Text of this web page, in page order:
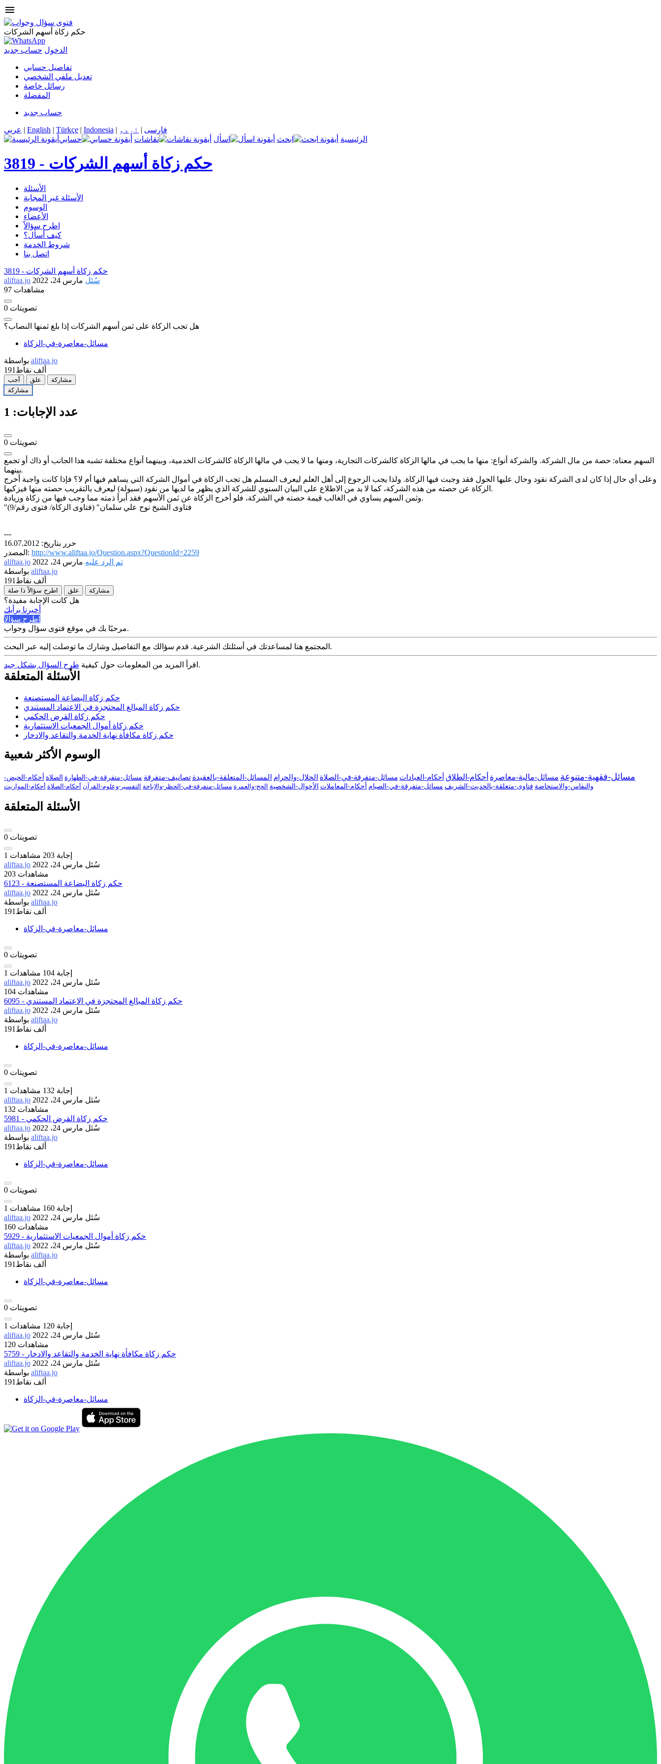
menu
حكم زكاة أسهم الشركات
الدخول حساب جديد
تفاصيل حسابي
تعديل ملفي الشخصي
رسائل خاصة
المفضلة
حساب جديد
عربي | English | Türkçe | Indonesia | فارسی | اردو
الرئيسية
ابحث اسأل نقاشات حسابي
3819 - حكم زكاة أسهم الشركات
الأسئلة
الأسئلة غير المجابة
الوسوم
الأعضاء
اطرح سؤالاً
كيف أسأل؟
شروط الخدمة
اتصل بنا
3819 - حكم زكاة أسهم الشركات
aliftaa.jo
سُئل مارس 24، 2022
97 مشاهدات
0 تصويتات
هل تجب الزكاة على ثمن أسهم الشركات إذا بلغ ثمنها النصاب؟
مسائل-معاصرة-في-الزكاة
aliftaa.jo
191ألف نقاط
أجب علق
مشاركة
مشاركة
عدد الإجابات: 1
0 تصويتات
السهم معناه: حصة من مال الشركة. والشركة أنواع: منها ما يجب في مالها الزكاة كالشركات التجارية، ومنها ما لا يجب في مالها الزكاة كالشركات الخدمية، وبينهما أنواع مختلفة تشبه هذا الجانب أو ذاك أو تجمع
بينهما.
وعلى أي حال إذا كان لدى الشركة نقود وحال عليها الحول فقد وجبت فيها الزكاة. ولذا يجب الرجوع إلى أهل العلم ليعرف المسلم هل تجب الزكاة في أموال الشركة التي يساهم فيها أم لا؟ فإذا كانت واجبة أخرج
الزكاة عن حصته من هذه الشركة، كما لا بد من الاطلاع على البيان السنوي للشركة الذي يظهر ما لديها من نقود (سيولة) ليعرف بالتقريب حصته منها فيزكيها.
وثمن السهم يساوي في الغالب قيمة حصته في الشركة، فلو أخرج الزكاة عن ثمن الأسهم فقد أبرأ ذمته مما وجب فيها من زكاة وزيادة.
"فتاوى الشيخ نوح علي سلمان" (فتاوى الزكاة/ فتوى رقم/9)
---
حرر بتاريخ: 16.07.2012
المصدر: http://www.aliftaa.jo/Question.aspx?QuestionId=2259
aliftaa.jo
تم الرد عليه مارس 24، 2022
aliftaa.jo
191ألف نقاط
اطرح سؤالاً ذا صلة علق مشاركة
هل كانت الإجابة مفيدة؟
أخبرنا برأيك
اطرح سؤالاً
مرحبًا بك في موقع فتوى سؤال وجواب.
المجتمع هنا لمساعدتك في أسئلتك الشرعية. قدم سؤالك مع التفاصيل وشارك ما توصلت إليه عبر البحث.
اقرأ المزيد من المعلومات حول كيفية طرح السؤال بشكل جيد .
الأسئلة المتعلقة
حكم زكاة البضاعة المستصنعة
حكم زكاة المبالغ المحتجزة في الاعتماد المستندي
حكم زكاة القرض الحكمي
حكم زكاة أموال الجمعيات الاستثمارية
حكم زكاة مكافأة نهاية الخدمة والتقاعد والادخار
الوسوم الأكثر شعبية
مسائل-فقهية-متنوعة مسائل-مالية-معاصرة أحكام-الطلاق أحكام-العبادات مسائل-متفرقة-في-الصلاة الحلال-والحرام المسائل-المتعلقة-بالعقيدة تصانيف-متفرقة مسائل-متفرقة-في-الطهارة الصلاة أحكام-الحيض-
والنفاس-والاستحاضة فتاوى-متعلقة-بالحديث-الشريف مسائل-متفرقة-في-الصيام أحكام-المعاملات الأحوال-الشخصية الحج-والعمرة مسائل-متفرقة-في-الحظر-والإباحة التفسير-وعلوم-القرآن أحكام-الصلاة أحكام-المواريث
الأسئلة المتعلقة
0 تصويتات
1 إجابة 203 مشاهدات
aliftaa.jo
سُئل مارس 24، 2022
203 مشاهدات
6123 - حكم زكاة البضاعة المستصنعة
aliftaa.jo
سُئل مارس 24، 2022
aliftaa.jo
191ألف نقاط
مسائل-معاصرة-في-الزكاة
0 تصويتات
1 إجابة 104 مشاهدات
aliftaa.jo
سُئل مارس 24، 2022
104 مشاهدات
6095 - حكم زكاة المبالغ المحتجزة في الاعتماد المستندي
aliftaa.jo
سُئل مارس 24، 2022
aliftaa.jo
191ألف نقاط
مسائل-معاصرة-في-الزكاة
0 تصويتات
1 إجابة 132 مشاهدات
aliftaa.jo
سُئل مارس 24، 2022
132 مشاهدات
5981 - حكم زكاة القرض الحكمي
aliftaa.jo
سُئل مارس 24، 2022
aliftaa.jo
191ألف نقاط
مسائل-معاصرة-في-الزكاة
0 تصويتات
1 إجابة 160 مشاهدات
aliftaa.jo
سُئل مارس 24، 2022
160 مشاهدات
5929 - حكم زكاة أموال الجمعيات الاستثمارية
aliftaa.jo
سُئل مارس 24، 2022
aliftaa.jo
191ألف نقاط
مسائل-معاصرة-في-الزكاة
0 تصويتات
1 إجابة 120 مشاهدات
aliftaa.jo
سُئل مارس 24، 2022
120 مشاهدات
5759 - حكم زكاة مكافأة نهاية الخدمة والتقاعد والادخار
aliftaa.jo
سُئل مارس 24، 2022
aliftaa.jo
191ألف نقاط
مسائل-معاصرة-في-الزكاة